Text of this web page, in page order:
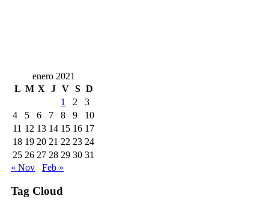
enero 2021
L M X J V S D
1
2
3
4
5 6 7 8 9
10
11 12 13 14 15 16 17
18 19 20 21 22 23 24
25 26 27 28 29 30 31
« Nov
Feb »
Tag Cloud